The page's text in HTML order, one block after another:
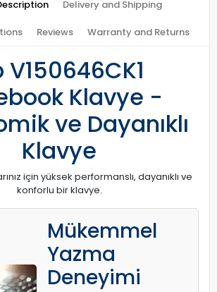
Delivery and Shipping
Reviews Warranty and Returns
V150646CK1
Klavye -
ve Dayanıklı
Klavye
için yüksek performanslı, dayanıklı ve
konforlu bir klavye.
Mükemmel
Yazma
Deneyimi